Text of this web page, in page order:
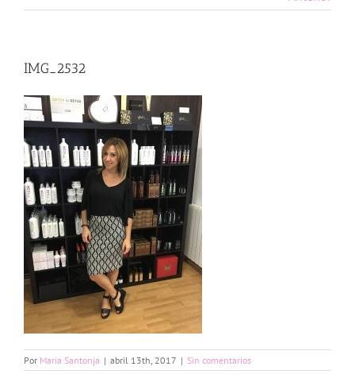
IMG_2532
Por Maria Santonja | abril 13th, 2017 | Sin comentarios